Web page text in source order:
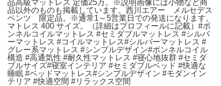
品高級マットレス 定価25万。※説明画像には小物など商
品以外のものも掲載しています。西川エアー メルセデス
ベンツ 限定品。※通常1～5営業日での発送になります。
マトレス 400 サイズ。（詳細はプロフィールに記載）#ボ
ンネルコイルマットレス #セミダブルマットレス #シルバ
ーマットレス #コイルマットレス#シルバーマットレス #
グレー系マットレス #シンプルデザイン#ボンネルコイル
構造 #高通気性 #耐久性マットレス #寝心地抜群 #セミダ
ブルサイズ#寝室インテリア #セミダブルベッド #快適な
睡眠 #ベッドマットレス#シンプルデザイン #モダンイン
テリア #快適空間 #リラックス空間